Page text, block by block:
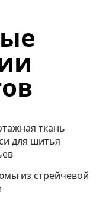
ткань
для шитья
из стрейчевой